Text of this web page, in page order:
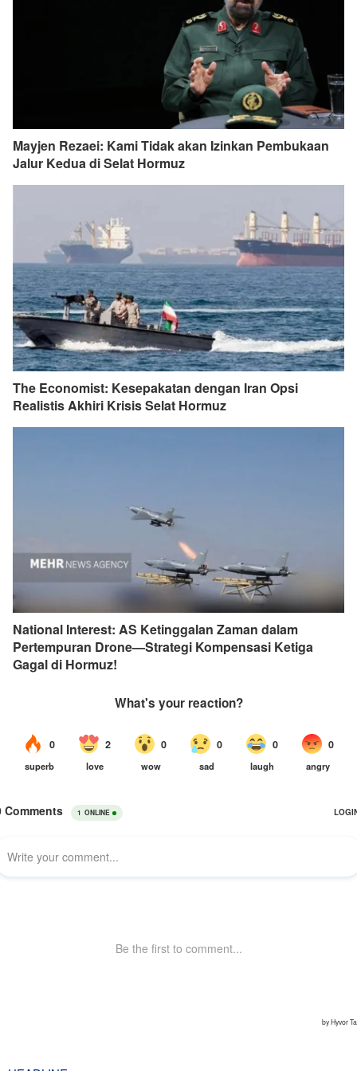
Mayjen Rezaei: Kami Tidak akan Izinkan Pembukaan
Jalur Kedua di Selat Hormuz
The Economist: Kesepakatan dengan Iran Opsi
Realistis Akhiri Krisis Selat Hormuz
National Interest: AS Ketinggalan Zaman dalam
Pertempuran Drone—Strategi Kompensasi Ketiga
Gagal di Hormuz!